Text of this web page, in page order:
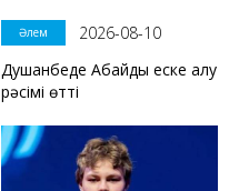
Әлем
2026-08-10
Душанбеде Абайды еске алу
рәсімі өтті